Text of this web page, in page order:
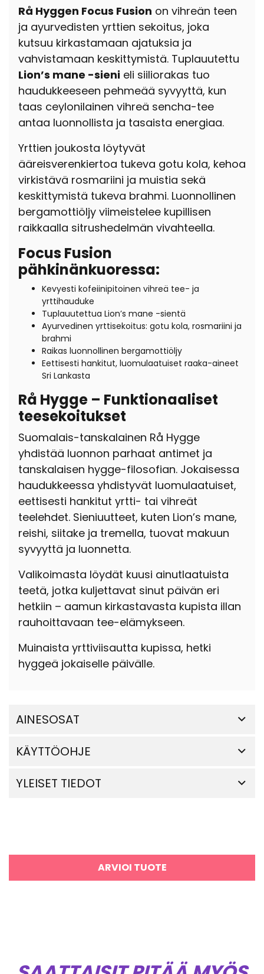
Rå Hyggen Focus Fusion on vihreän teen
ja ayurvedisten yrttien sekoitus, joka
kutsuu kirkastamaan ajatuksia ja
vahvistamaan keskittymistä. Tuplauutettu
Lion’s mane -sieni eli siiliorakas tuo
haudukkeeseen pehmeää syvyyttä, kun
taas ceylonilainen vihreä sencha-tee
antaa luonnollista ja tasaista energiaa.
Yrttien joukosta löytyvät
ääreisverenkiertoa tukeva gotu kola, kehoa
virkistävä rosmariini ja muistia sekä
keskittymistä tukeva brahmi. Luonnollinen
bergamottiöljy viimeistelee kupillisen
raikkaalla sitrushedelmän vivahteella.
Focus Fusion
pähkinänkuoressa:
Kevyesti kofeiinipitoinen vihreä tee- ja
yrttihauduke
Tuplauutettua Lion’s mane -sientä
Ayurvedinen yrttisekoitus: gotu kola, rosmariini ja
brahmi
Raikas luonnollinen bergamottiöljy
Eettisesti hankitut, luomulaatuiset raaka-aineet
Sri Lankasta
Rå Hygge – Funktionaaliset
teesekoitukset
Suomalais-tanskalainen Rå Hygge
yhdistää luonnon parhaat antimet ja
tanskalaisen hygge-filosofian. Jokaisessa
haudukkeessa yhdistyvät luomulaatuiset,
eettisesti hankitut yrtti- tai vihreät
teelehdet. Sieniuutteet, kuten Lion’s mane,
reishi, siitake ja tremella, tuovat makuun
syvyyttä ja luonnetta.
Valikoimasta löydät kuusi ainutlaatuista
teetä, jotka kuljettavat sinut päivän eri
hetkiin – aamun kirkastavasta kupista illan
rauhoittavaan tee-elämykseen.
Muinaista yrttiviisautta kupissa, hetki
hyggeä jokaiselle päivälle.
AINESOSAT
KÄYTTÖOHJE
YLEISET TIEDOT
ARVIOI TUOTE